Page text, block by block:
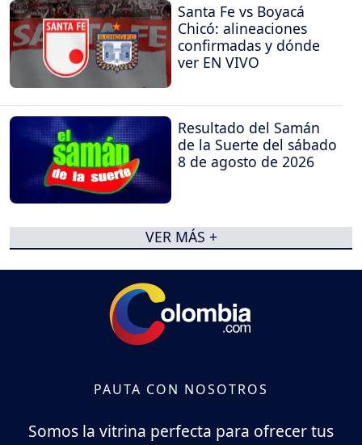
Santa Fe vs Boyacá
Chicó: alineaciones
confirmadas y dónde
ver EN VIVO
Resultado del Samán
de la Suerte del sábado
8 de agosto de 2026
VER MÁS +
PAUTA CON NOSOTROS
Somos la vitrina perfecta para ofrecer tus